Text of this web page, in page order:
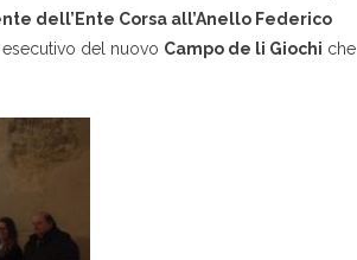
dell’Ente Corsa all’Anello Federico
del nuovo Campo de li Giochi che